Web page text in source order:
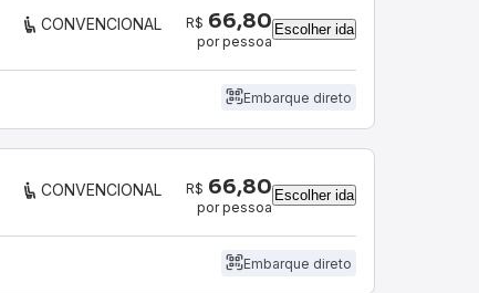
CONVENCIONAL R$ 66,80
por pessoa
Escolher ida
Embarque direto
CONVENCIONAL R$ 66,80
por pessoa
Escolher ida
Embarque direto